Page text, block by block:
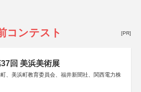
コンテスト [PR]
回 美浜美術展
、美浜町教育委員会、福井新聞社、関西電力株